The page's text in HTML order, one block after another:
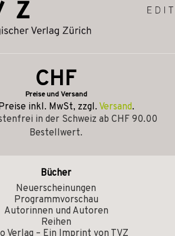
CHF
Preise und Versand
inkl. MwSt, zzgl. Versand.
in der Schweiz ab CHF 90.00
Bestellwert.
Bücher
Neuerscheinungen
Programmvorschau
Autorinnen und Autoren
Reihen
Verlag – Ein Imprint von TVZ